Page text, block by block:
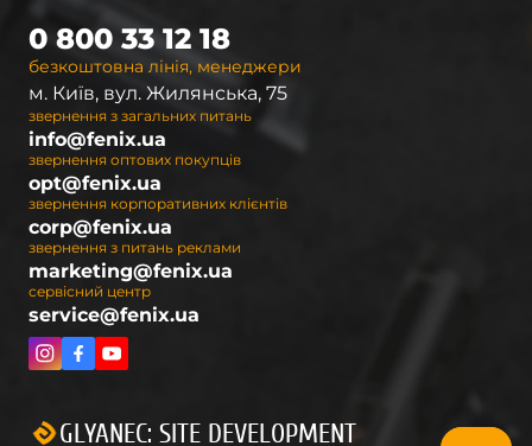
безкоштовна лінія, менеджери
0 800 33 12 18
м. Київ, вул. Жилянська, 75
звернення з загальних питань
info@fenix.ua
звернення оптових покупців
opt@fenix.ua
звернення корпоративних клієнтів
corp@fenix.ua
звернення з питань реклами
marketing@fenix.ua
сервісний центр
service@fenix.ua
GLYANEC: SITE DEVELOPMENT